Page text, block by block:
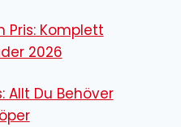
Pris: Komplett
2026
Allt Du Behöver